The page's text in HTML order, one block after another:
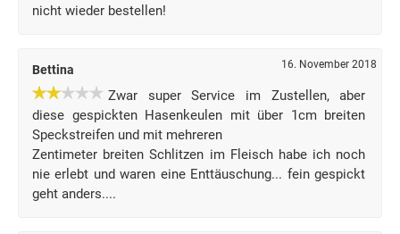
nicht wieder bestellen!
Bettina 16. November 2018
Zwar super Service im Zustellen, aber
diese gespickten Hasenkeulen mit über 1cm breiten
Speckstreifen und mit mehreren
Zentimeter breiten Schlitzen im Fleisch habe ich noch
nie erlebt und waren eine Enttäuschung... fein gespickt
geht anders....